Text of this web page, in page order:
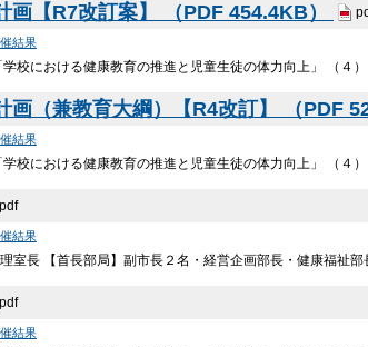
画【R7改訂案】 （PDF 454.4KB）
結果
校における健康教育の推進と児童生徒の体力向上」 （４
画（兼教育大綱）【R4改訂】 （PDF
結果
校における健康教育の推進と児童生徒の体力向上」 （４
pdf
結果
室長 【首長部局】副市長２名・経営企画部長・健康福祉
pdf
結果